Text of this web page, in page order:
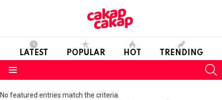
LATEST POPULAR HOT TRENDING
No featured entries match the criteria.